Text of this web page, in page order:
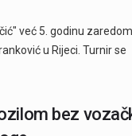
već 5. godinu
u Rijeci. Turnir se
bez